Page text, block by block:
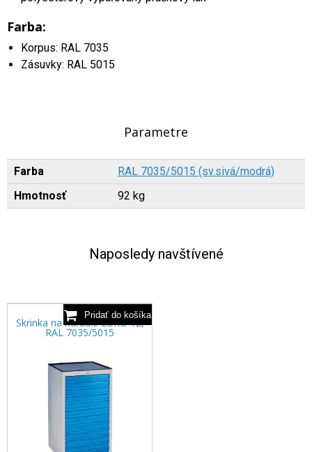
Farba:
Korpus: RAL 7035
Zásuvky: RAL 5015
Parametre
Farba
RAL 7035/5015 (sv.sivá/modrá)
Hmotnosť
92 kg
Naposledy navštívené
Skrinka na náradie EURO 12,
RAL 7035/5015